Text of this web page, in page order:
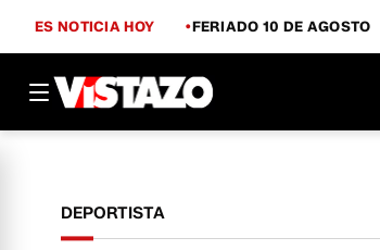
ES NOTICIA HOY FERIADO 10 DE AGOSTO
DEPORTISTA